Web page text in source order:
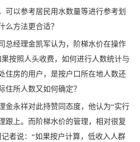
可以参考居民用水数量等进行参考划
么方法更合适？
总经理金凯军认为，阶梯水价在操作
果按照人头收费，如何进行人数统计与
住房的用户，是按户口所在地人数还
住所人数又如何确定？
金永祥对此持赞同态度，他认为“实行
跟上。而阶梯水价的管理，相对很复
者说：“如果按户计算，低收入人群